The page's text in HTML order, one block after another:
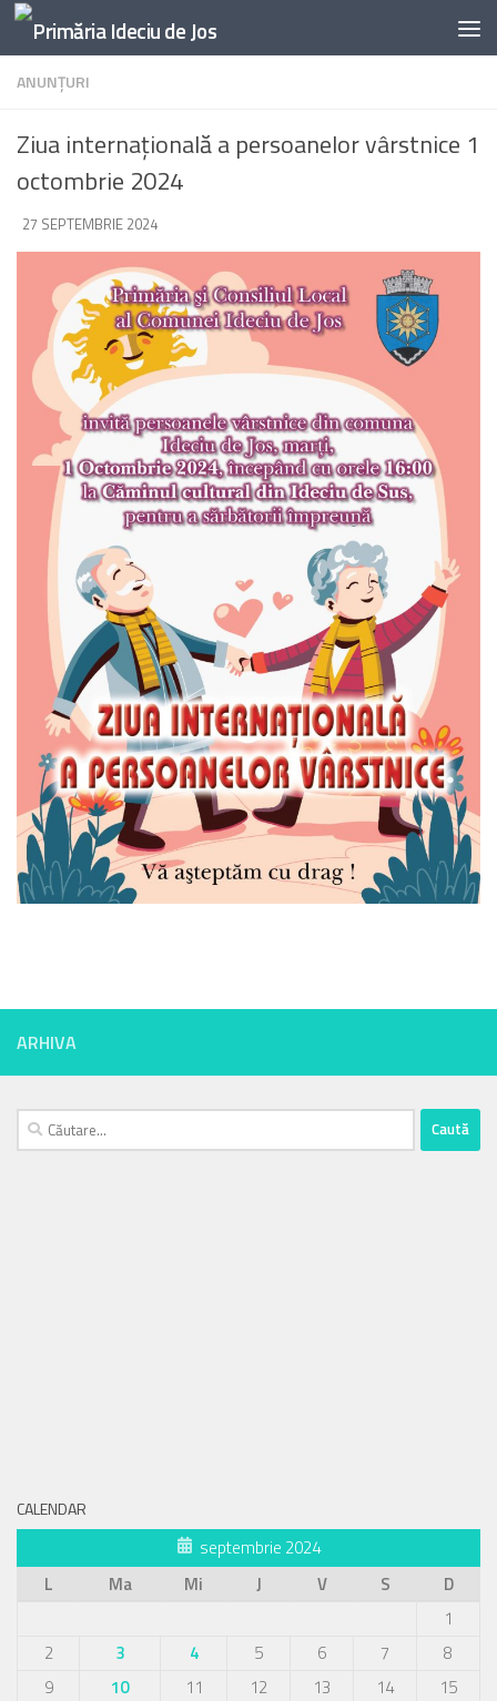
Skip to content
ANUNŢURI
Ziua internațională a persoanelor vârstnice 1
octombrie 2024
DE ·
27 SEPTEMBRIE 2024
ARHIVA
Caută
după:
CALENDAR
septembrie 2024
L
Ma Mi J V S
D
1
2
3 4 5 6 7
8
9
10 11 12 13 14
15